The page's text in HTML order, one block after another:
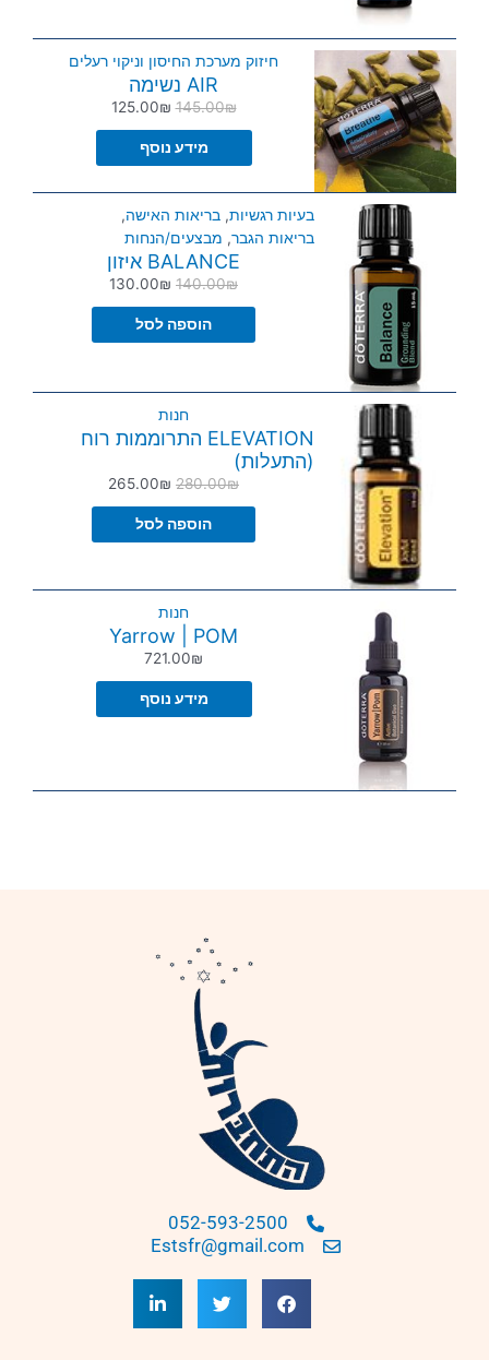
חיזוק מערכת החיסון וניקוי רעלים
AIR נשימה
145.00₪
125.00₪
מידע נוסף
בעיות רגשיות, בריאות האישה,
בריאות הגבר, מבצעים/הנחות
BALANCE איזון
140.00₪
130.00₪
הוספה לסל
חנות
ELEVATION התרוממות רוח
(התעלות)
280.00₪
265.00₪
הוספה לסל
חנות
Yarrow | POM
721.00₪
מידע נוסף
052-593-2500
Estsfr@gmail.com